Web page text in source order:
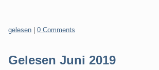
Categories:
gelesen 0 Comments
Gelesen Juni 2019